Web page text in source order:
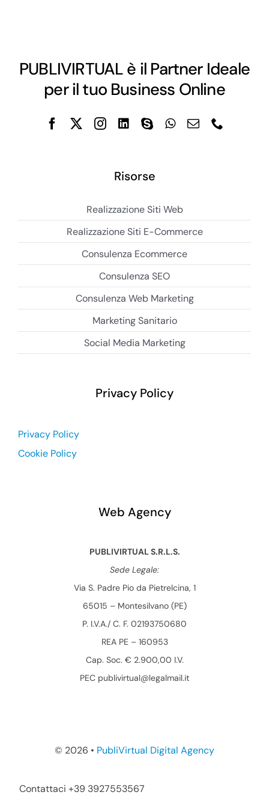
PUBLIVIRTUAL è il Partner Ideale
per il tuo Business Online
Risorse
Realizzazione Siti Web
Realizzazione Siti E-Commerce
Consulenza Ecommerce
Consulenza SEO
Consulenza Web Marketing
Marketing Sanitario
Social Media Marketing
Privacy Policy
Privacy Policy
Cookie Policy
Web Agency
PUBLIVIRTUAL S.R.L.S.
Sede Legale:
Via S. Padre Pio da Pietrelcina, 1
65015 – Montesilvano (PE)
P. I.V.A./ C. F. 02193750680
REA PE – 160953
Cap. Soc. € 2.900,00 I.V.
PEC publivirtual@legalmail.it
© 2026 • PubliVirtual Digital Agency
Contattaci +39 3927553567